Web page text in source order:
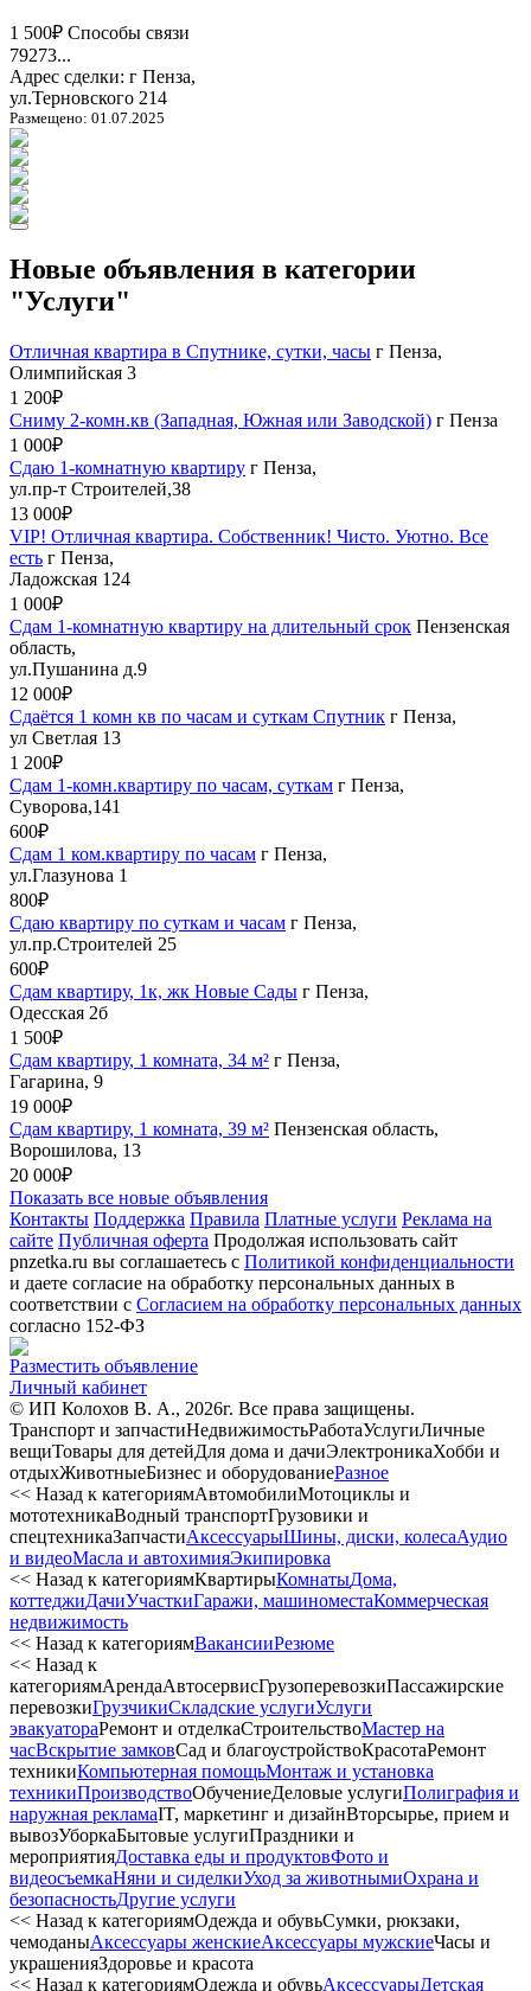
1 500₽ Способы связи
79273...
Адрес сделки: г Пенза,
ул.Терновского 214
Размещено: 01.07.2025
Новые объявления в категории
"Услуги"
Отличная квартира в Спутнике, сутки, часы г Пенза,
Олимпийская 3
1 200₽
Сниму 2-комн.кв (Западная, Южная или Заводской) г Пенза
1 000₽
Сдаю 1-комнатную квартиру г Пенза,
ул.пр-т Строителей,38
13 000₽
VIP! Отличная квартира. Собственник! Чисто. Уютно. Все
есть г Пенза,
Ладожская 124
1 000₽
Сдам 1-комнатную квартиру на длительный срок Пензенская
область,
ул.Пушанина д.9
12 000₽
Сдаётся 1 комн кв по часам и суткам Спутник г Пенза,
ул Светлая 13
1 200₽
Сдам 1-комн.квартиру по часам, суткам г Пенза,
Суворова,141
600₽
Сдам 1 ком.квартиру по часам г Пенза,
ул.Глазунова 1
800₽
Сдаю квартиру по суткам и часам г Пенза,
ул.пр.Строителей 25
600₽
Сдам квартиру, 1к, жк Новые Сады г Пенза,
Одесская 2б
1 500₽
Сдам квартиру, 1 комната, 34 м² г Пенза,
Гагарина, 9
19 000₽
Сдам квартиру, 1 комната, 39 м² Пензенская область,
Ворошилова, 13
20 000₽
Показать все новые объявления
Контакты Поддержка Правила Платные услуги Реклама на
сайте Публичная оферта Продолжая использовать сайт
pnzetka.ru вы соглашаетесь с Политикой конфиденциальности
и даете согласие на обработку персональных данных в
соответствии с Согласием на обработку персональных данных
согласно 152-ФЗ
Разместить объявление
Личный кабинет
© ИП Колохов В. А., 2026г. Все права защищены.
Транспорт и запчастиНедвижимостьРаботаУслугиЛичные
вещиТовары для детейДля дома и дачиЭлектроникаХобби и
отдыхЖивотныеБизнес и оборудованиеРазное
<< Назад к категориямАвтомобилиМотоциклы и
мототехникаВодный транспортГрузовики и
спецтехникаЗапчастиАксессуарыШины, диски, колесаАудио
и видеоМасла и автохимияЭкипировка
<< Назад к категориямКвартирыКомнатыДома,
коттеджиДачиУчасткиГаражи, машиноместаКоммерческая
недвижимость
<< Назад к категориямВакансииРезюме
<< Назад к
категориямАрендаАвтосервиcГрузоперевозкиПассажирские
перевозкиГрузчикиСкладские услугиУслуги
эвакуатораРемонт и отделкаСтроительствоМастер на
часВскрытие замковСад и благоустройствоКрасотаРемонт
техникиКомпьютерная помощьМонтаж и установка
техникиПроизводствоОбучениеДеловые услугиПолиграфия и
наружная рекламаIT, маркетинг и дизайнВторсырье, прием и
вывозУборкаБытовые услугиПраздники и
мероприятияДоставка еды и продуктовФото и
видеосъемкаНяни и сиделкиУход за животнымиОхрана и
безопасностьДругие услуги
<< Назад к категориямОдежда и обувьСумки, рюкзаки,
чемоданыАксессуары женскиеАксессуары мужскиеЧасы и
украшенияЗдоровье и красота
<< Назад к категориямОдежда и обувьАксессуарыДетская